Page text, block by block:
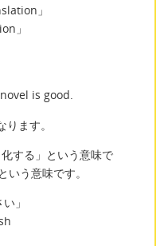
」
」
is good.
ます。
する」という意味で
いう意味です。
」